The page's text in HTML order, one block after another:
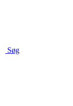
Søg